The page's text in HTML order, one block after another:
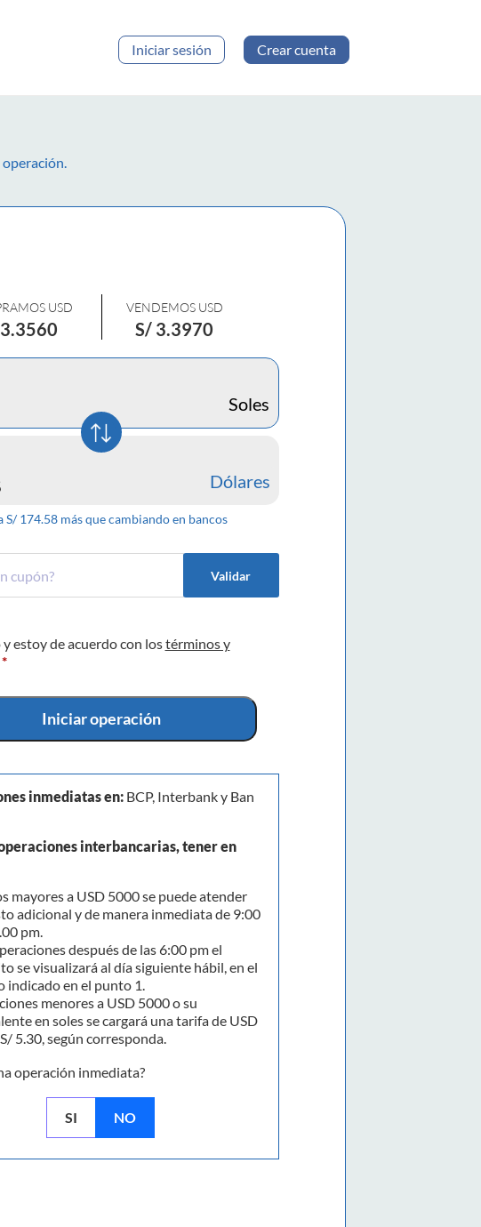
Iniciar sesión Crear cuenta
operación.
USD
3.3560
VENDEMOS USD
S/ 3.3970
Soles
Dólares
S/174.58más que cambiando en bancos
Validar
y estoy de acuerdo con lostérminos y
*
Iniciar operación
inmediatas en: BCP, Interbank y Ban
interbancarias, tener en
mayores a USD 5000 se puede atender
adicional y de manera inmediata de 9:00
pm.
después de las 6:00 pm el
se visualizará al día siguiente hábil, en el
indicado en el punto 1.
menores a USD 5000 o su
en soles se cargará una tarifa de USD
5.30, según corresponda.
operación inmediata?
SI NO